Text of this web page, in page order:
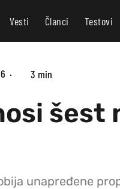
Vesti Članci Testovi
3 min
unapređene